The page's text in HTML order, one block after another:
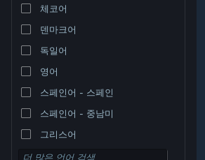
체코어
덴마크어
독일어
영어
스페인어 - 스페인
스페인어 - 중남미
그리스어